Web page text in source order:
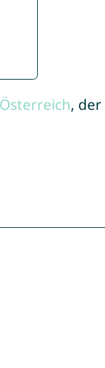
Österreich, der